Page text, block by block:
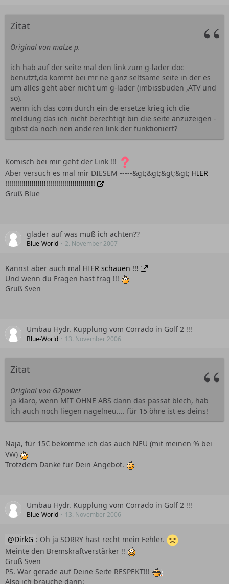
Zitat
Original von matze p.
ich hab auf der seite mal den link zum g-lader doc
benutzt,da kommt bei mr ne ganz seltsame seite in der es
um alles geht aber nicht um g-lader (imbissbuden ,ATV und
so).
wenn ich das com durch ein de ersetze krieg ich die
meldung das ich nicht berechtigt bin die seite anzuzeigen -
gibst da noch nen anderen link der funktioniert?
Komisch bei mir geht der Link !!!
Aber versuch es mal mir DIESEM -----&gt;&gt;&gt;&gt; HIER
!!!!!!!!!!!!!!!!!!!!!!!!!!!!!!!!!!!!!!!!!!!!
Gruß Blue
glader auf was muß ich achten??
Blue-World 2. November 2007
Kannst aber auch mal HIER schauen !!!
Und wenn du Fragen hast frag !!!
Gruß Sven
Umbau Hydr. Kupplung vom Corrado in Golf 2 !!!
Blue-World 13. November 2006
Zitat
Original von G2power
ja klaro, wenn MIT OHNE ABS dann das passat blech, hab
ich auch noch liegen nagelneu.... für 15 öhre ist es deins!
Naja, für 15€ bekomme ich das auch NEU (mit meinen % bei
VW)
Trotzdem Danke für Dein Angebot.
Umbau Hydr. Kupplung vom Corrado in Golf 2 !!!
Blue-World 13. November 2006
DirkG : Oh ja SORRY hast recht mein Fehler.
Meinte den Bremskraftverstärker !!
Gruß Sven
PS. War gerade auf Deine Seite RESPEKT!!!
Also ich brauche dann: